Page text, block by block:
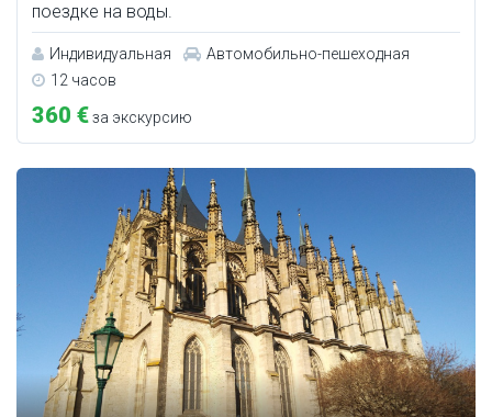
поездке на воды.
Индивидуальная
Автомобильно-пешеходная
12 часов
360 €за экскурсию